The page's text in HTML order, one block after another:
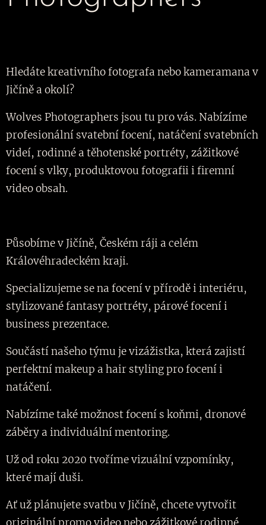
Hledáte kreativního fotografa nebo kameramana v
Jičíně a okolí?
Wolves Photographers jsou tu pro vás. Nabízíme
profesionální svatební focení, natáčení svatebních
videí, rodinné a těhotenské portréty, zážitkové
focení s vlky, produktovou fotografii i firemní
video obsah.
Působíme v Jičíně, Českém ráji a celém
Královéhradeckém kraji.
Specializujeme se na focení v přírodě i interiéru,
stylizované fantasy portréty, párové focení i
business prezentace.
Součástí našeho týmu je vizážistka, která zajistí
perfektní makeup a hair styling pro focení i
natáčení.
Nabízíme také možnost focení s koňmi, dronové
záběry a individuální mentoring.
Už od roku 2020 tvoříme vizuální vzpomínky,
které mají duši.
Ať už plánujete svatbu v Jičíně, chcete vytvořit
originální promo video nebo zážitkové rodinné